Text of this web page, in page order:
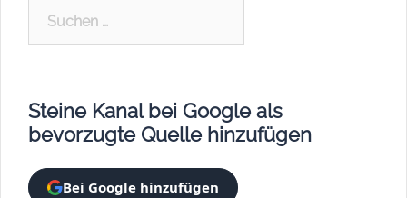
Suchen
Steine Kanal bei Google als
bevorzugte Quelle hinzufügen
Bei Google hinzufügen